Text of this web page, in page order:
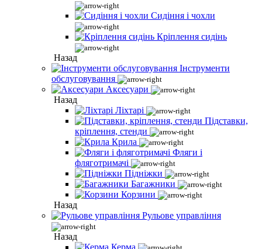
Сидіння і чохли
Кріплення сидінь
Назад
Інструменти
обслуговування
Аксесуари
Назад
Ліхтарі
Підставки,
кріплення, стенди
Крила
Фляги і
фляготримачі
Підніжки
Багажники
Корзини
Назад
Рульове управління
Назад
Керма